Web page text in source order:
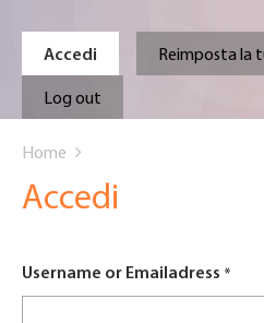
Primary
tabs
Accedi Reimposta la
Log out
are
here
Home
Accedi
Username or Emailadress